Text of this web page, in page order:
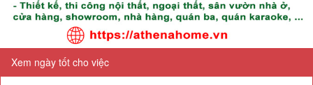
Xem ngày tốt cho việc